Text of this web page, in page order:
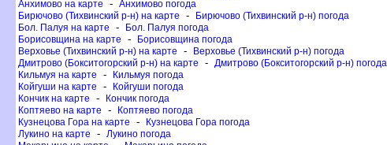
Анхимово на карте
- Анхимово погода
Бирючово (Тихвинский р-н) на карте
-
Бирючово (Тихвинский р-н) погода
Бол. Палуя на карте
-
Бол. Палуя погода
Борисовщина на карте
-
Борисовщина погода
ерховье (Тихвинский р-н) на карте
-
ерховье (Тихвинский р-н) погода
Дмитрово (Бокситогорский р-н) на карте
-
Дмитрово (Бокситогорский р-н) погода
Кильмуя на карте
-
Кильмуя погода
Койгуши на карте
-
Койгуши погода
Кончик на карте
-
Кончик погода
Коптяево на карте
-
Коптяево погода
Кузнецова Гора на карте
-
Кузнецова Гора погода
Лукино на карте
-
Лукино погода